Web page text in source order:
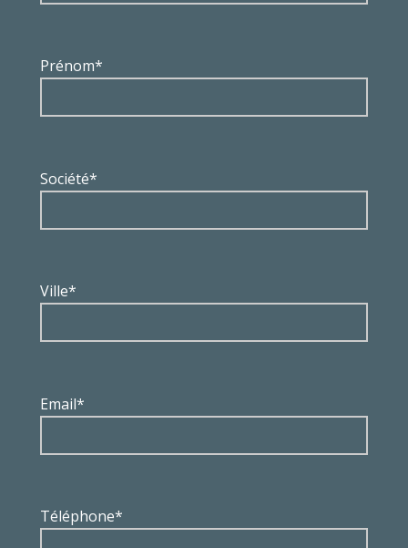
Prénom*
Société*
Ville*
Email*
Téléphone*